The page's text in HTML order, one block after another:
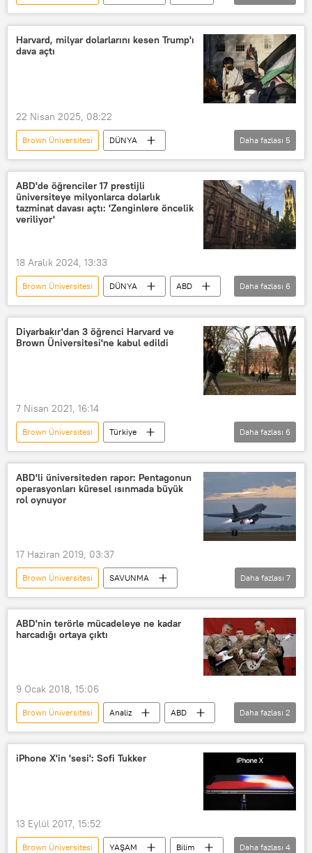
Güneş
Mars
Dünya
Teknoloji Keşif
Harvard, milyar dolarlarını kesen Trump'ı
dava açtı
22 Nisan 2025, 08:22
Brown Üniversitesi
DÜNYA
Barack Obama
Harvard Üniversitesi
Cornell Üniversitesi
ABD
Donald Trump
Daha fazlası 5
ABD'de öğrenciler 17 prestijli
üniversiteye milyonlarca dolarlık
tazminat davası açtı: 'Zenginlere öncelik
veriliyor'
18 Aralık 2024, 13:33
Brown Üniversitesi DÜNYA
ABD
Yale Üniversitesi
Columbia Üniversitesi
Georgetown Üniversitesi
Üniversite
Daha fazlası 6
Diyarbakır'dan 3 öğrenci Harvard ve
Brown Üniversitesi'ne kabul edildi
7 Nisan 2021, 16:14
Brown Üniversitesi
Türkiye
DÜNYA
Haberler
Bahçeşehir
Diyarbakır
Daha fazlası 6
ABD'li üniversiteden rapor: Pentagonun
operasyonları küresel ısınmada büyük
rol oynuyor
17 Haziran 2019, 03:37
Brown Üniversitesi
SAVUNMA
Haberler
DÜNYA
Çevre
YAŞAM
ABD
Pentagon
ABD Savunma Bakanlığı (Pentagon)
Daha fazlası 7
ABD'nin terörle mücadeleye ne kadar
harcadığı ortaya çıktı
9 Ocak 2018, 15:06
Brown Üniversitesi Analiz
ABD
Donald Trump
Costs of War
Daha fazlası 2
iPhone X'in 'sesi': Sofi Tukker
13 Eylül 2017, 15:52
Brown Üniversitesi YAŞAM
Bilim
Daha fazlası 4